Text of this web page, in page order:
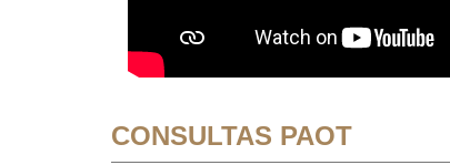
CONSULTAS PAOT